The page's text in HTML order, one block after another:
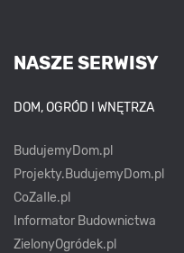
NASZE SERWISY
DOM, OGRÓD I WNĘTRZA
BudujemyDom.pl
Projekty.BudujemyDom.pl
CoZaIle.pl
Informator Budownictwa
ZielonyOgródek.pl